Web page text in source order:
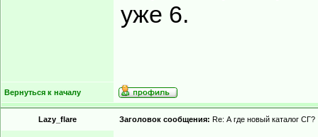
уже 6.
Вернуться к началу
Lazy_flare Заголовок сообщения: Re: А где новый каталог СГ?